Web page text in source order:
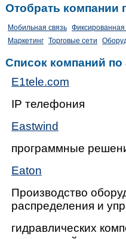
Отобрать компании
Мобильная связь Фиксированная
Маркетинг Торговые сети
Список компаний
E1tele.com
IP телефония
Eastwind
программные
Eaton
Производство
распределения и
гидравлических